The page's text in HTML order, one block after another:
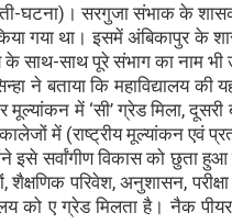
घटना)। सरगुजा संभाक के
गया था। इसमें अंबिकापुर के
के साथ-साथ पूरे संभाग का नाम भी
ने बताया कि महाविद्यालय
मूल्यांकन में ‘सी’ ग्रेड मिला,
में (राष्ट्रीय मूल्यांकन एवं
इसे सर्वांगीण विकास को छुता
परिवेश, अनुशासन,
को ए ग्रेड मिलता है। नैक